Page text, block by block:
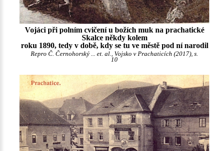
Vojáci při polním cvičení u božích muk na prachatické
Skalce někdy kolem
roku 1890, tedy v době, kdy se tu ve městě pod ní narodil
Repro Č. Černohorský ... et. al., Vojsko v Prachaticích (2017), s.
10